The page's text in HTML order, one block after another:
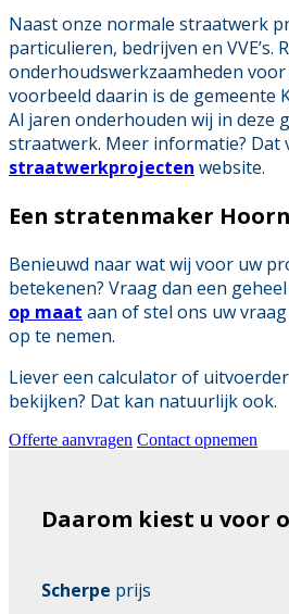
Naast onze normale straatwerk
particulieren, bedrijven en VVE’s.
onderhoudswerkzaamheden voor
voorbeeld daarin is de gemeente
Al jaren onderhouden wij in deze
straatwerk. Meer informatie? Dat
straatwerkprojecten website.
Een stratenmaker
Benieuwd naar wat wij voor uw
betekenen? Vraag dan een
op maat aan of stel ons uw
op te nemen.
Liever een calculator of
bekijken? Dat kan natuurlijk ook.
Offerte aanvragen Contact opnemen
Daarom kiest u voor
Scherpe prijs